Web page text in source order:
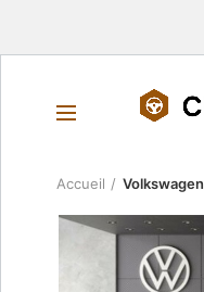
Accueil Volkswagen